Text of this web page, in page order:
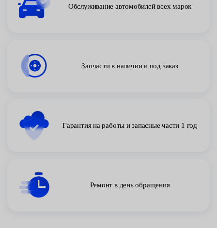
Обслуживание автомобилей всех марок
Запчасти в наличии и под заказ
Гарантия на работы и запасные части 1 год
Ремонт в день обращения